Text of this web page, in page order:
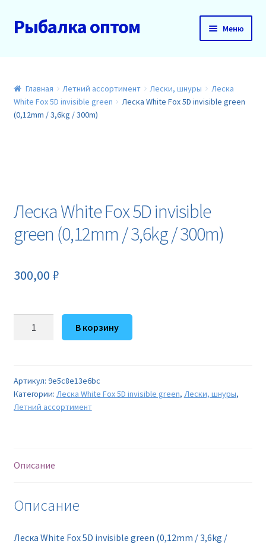
Перейти
к
Перейти
к
Рыбалка оптом Меню
О нас
Доставка и оплата
Прайс
Контакты
Главная Летний ассортимент Лески, шнуры
Леска
White Fox 5D invisible green
Леска White Fox 5D invisible green
(0,12mm / 3,6kg / 300m)
Леска White Fox 5D invisible
green (0,12mm / 3,6kg / 300m)
300,00 ₽
Количество
Fox
5D
invisible
3,6kg
300m)
В корзину
Артикул: 9e5c8e13e6bc
Категории: Леска White Fox 5D invisible green, Лески, шнуры,
Летний ассортимент
Описание
Описание
Леска White Fox 5D invisible green (0,12mm / 3,6kg /